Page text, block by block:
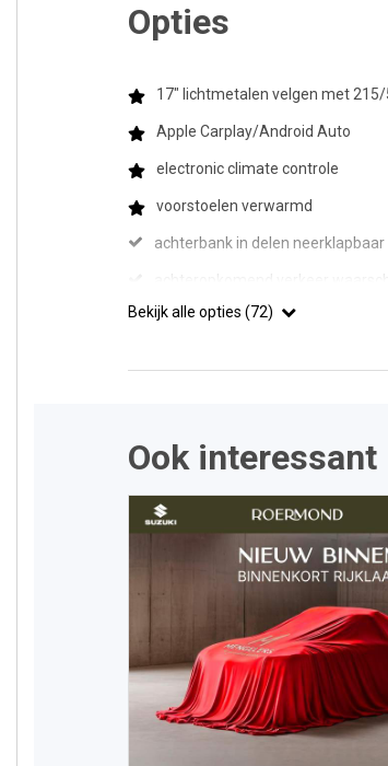
Opties
17" lichtmetalen velgen met
Apple Carplay/Android Auto
electronic climate controle
voorstoelen verwarmd
achterbank in delen neerklapbaar
Bekijk alle opties (72)
Ook interessant